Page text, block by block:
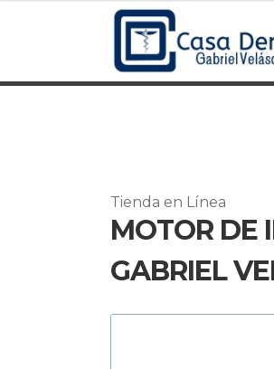
Tienda en Línea
MOTOR DE
GABRIEL